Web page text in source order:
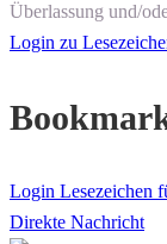
Überlassung und/
Login zu
Login Lesezeichen
Direkte Nachricht